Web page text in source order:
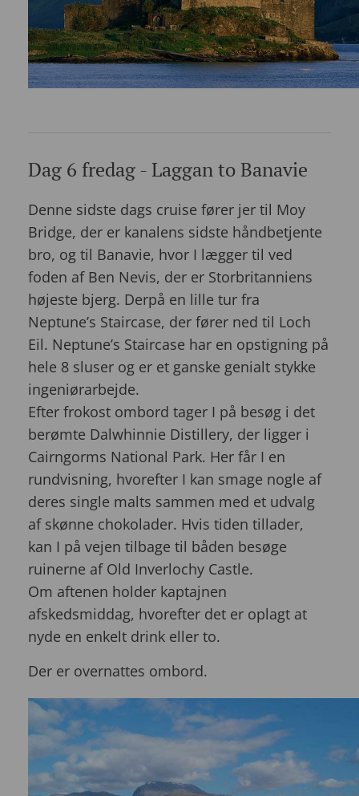
Dag 6 fredag - Laggan to Banavie
Denne sidste dags cruise fører jer til Moy
Bridge, der er kanalens sidste håndbetjente
bro, og til Banavie, hvor I lægger til ved
foden af Ben Nevis, der er Storbritanniens
højeste bjerg. Derpå en lille tur fra
Neptune’s Staircase, der fører ned til Loch
Eil. Neptune’s Staircase har en opstigning på
hele 8 sluser og er et ganske genialt stykke
ingeniørarbejde.
Efter frokost ombord tager I på besøg i det
berømte Dalwhinnie Distillery, der ligger i
Cairngorms National Park. Her får I en
rundvisning, hvorefter I kan smage nogle af
deres single malts sammen med et udvalg
af skønne chokolader. Hvis tiden tillader,
kan I på vejen tilbage til båden besøge
ruinerne af Old Inverlochy Castle.
Om aftenen holder kaptajnen
afskedsmiddag, hvorefter det er oplagt at
nyde en enkelt drink eller to.
Der er overnattes ombord.